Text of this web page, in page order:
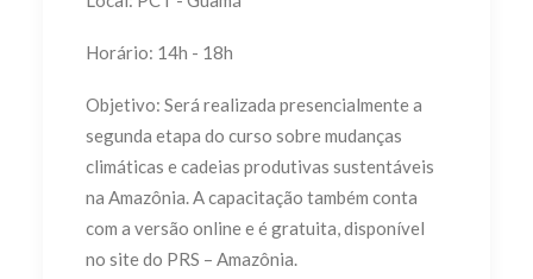
Horário: 14h - 18h
Objetivo: Será realizada presencialmente a
segunda etapa do curso sobre mudanças
climáticas e cadeias produtivas sustentáveis
na Amazônia. A capacitação também conta
com a versão online e é gratuita, disponível
no site do PRS – Amazônia.